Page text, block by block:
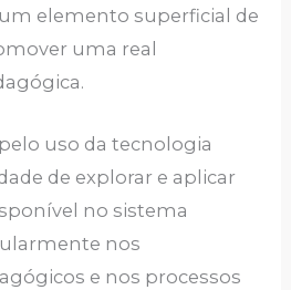
elemento superficial de
uma real
uso da tecnologia
de explorar e aplicar
no sistema
nos
e nos processos